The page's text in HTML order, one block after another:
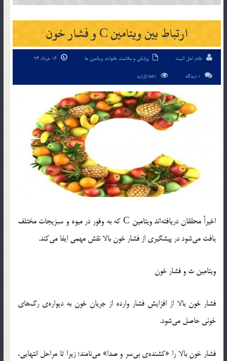
ارتباط بین ویتامین C و فشار خون
خادم اهل البیت پزشکی و سلامت, خانواده, ویتامین ها
0 دیدگاه
اخیراً محققان دریافته‌اند ویتامین C که به وفور در میوه و سبزیجات مختلف
یافت می‌شود در پیشگیری از فشار خون بالا نقش مهمی ایفا می‌کند.
ویتامین ث و فشار خون
فشار خون بالا از افزایش فشار وارده از جریان خون به دیواره‌ی رگ‌های
خونی حاصل می‌شود.
فشار خون بالا را «کشنده‌ی بی‌سر و صدا» می‌نامند؛ زیرا تا مراحل انتهایی،